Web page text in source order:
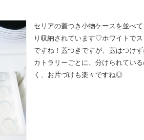
セリアの蓋つき小物ケースを並べ
り収納されています♡ホワイトで
ですね！蓋つきですが、蓋はつけ
カトラリーごとに、分けられてい
く、お片づけも楽々ですね◎